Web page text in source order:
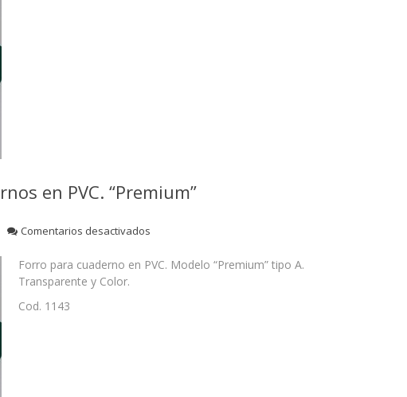
en PVC. “Premium”
Comentarios desactivados
1143
Forro para cuaderno en PVC. Modelo “Premium” tipo A.
Transparente y Color.
Cod. 1143